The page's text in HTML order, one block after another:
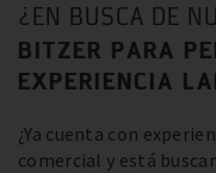
¿EN BUSCA DE
BITZER PARA
EXPERIENCIA
¿Ya cuenta con
comercial y está